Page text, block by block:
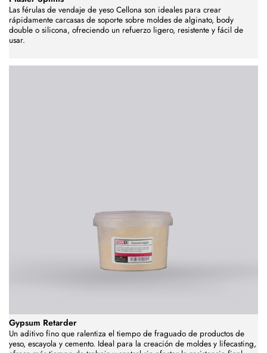
Las férulas de vendaje de yeso Cellona son ideales para crear
rápidamente carcasas de soporte sobre moldes de alginato, body
double o silicona, ofreciendo un refuerzo ligero, resistente y fácil de
usar.
Gypsum Retarder
Un aditivo fino que ralentiza el tiempo de fraguado de productos de
yeso, escayola y cemento. Ideal para la creación de moldes y lifecasting,